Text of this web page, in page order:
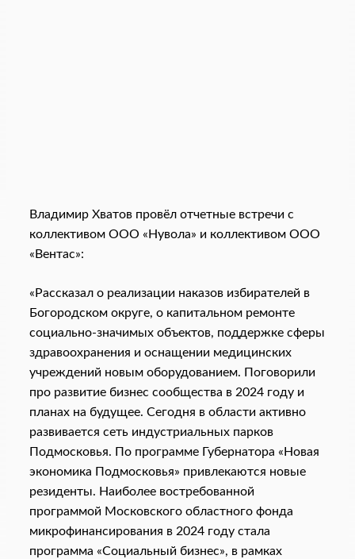
Владимир Хватов провёл отчетные встречи с
коллективом ООО «Нувола» и коллективом ООО
«Вентас»:
«Рассказал о реализации наказов избирателей в
Богородском округе, о капитальном ремонте
социально-значимых объектов, поддержке сферы
здравоохранения и оснащении медицинских
учреждений новым оборудованием. Поговорили
про развитие бизнес сообщества в 2024 году и
планах на будущее. Сегодня в области активно
развивается сеть индустриальных парков
Подмосковья. По программе Губернатора «Новая
экономика Подмосковья» привлекаются новые
резиденты. Наиболее востребованной
программой Московского областного фонда
микрофинансирования в 2024 году стала
программа «Социальный бизнес», в рамках